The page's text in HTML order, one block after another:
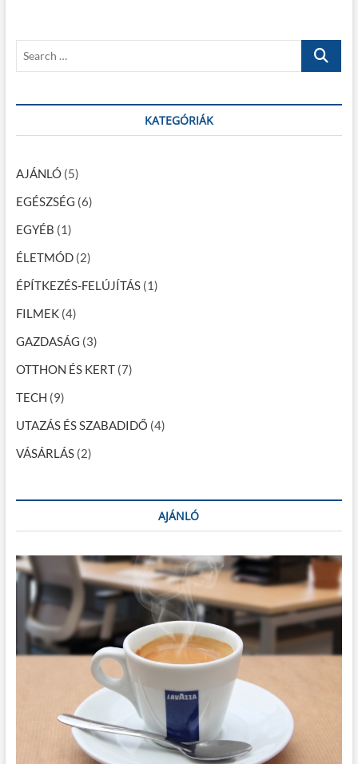
é
s
v
i
g
á
c
i
ó
:
:
r
h
KATEGÓRIÁK
AJÁNLÓ(5)
EGÉSZSÉG (6)
EGYÉB (1)
ÉLETMÓD(2)
ÉPÍTKEZÉS-FELÚJÍTÁS(1)
FILMEK(4)
GAZDASÁG (3)
OTTHON ÉS KERT(7)
TECH (9)
UTAZÁS ÉS SZABADIDŐ (4)
VÁSÁRLÁS(2)
AJÁNLÓ